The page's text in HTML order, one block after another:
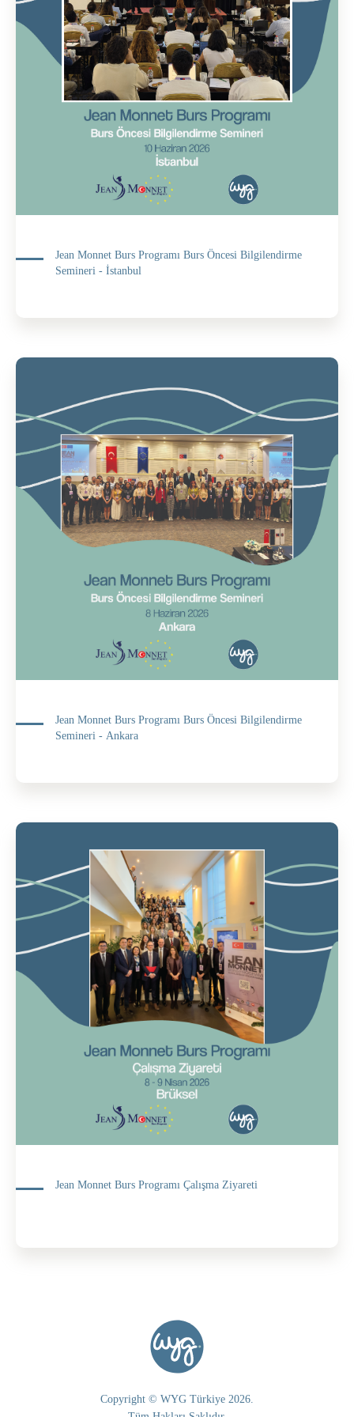
Jean Monnet Burs Programı Burs Öncesi Bilgilendirme
Semineri - İstanbul
Jean Monnet Burs Programı Burs Öncesi Bilgilendirme
Semineri - Ankara
Jean Monnet Burs Programı Çalışma Ziyareti
Copyright © WYG Türkiye 2026.